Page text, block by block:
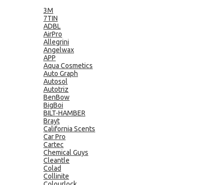
3M
7TIN
ADBL
AirPro
Allegrini
Angelwax
APP
Aqua Cosmetics
Auto Graph
Autosol
Autotriz
BenBow
BigBoi
BILT-HAMBER
Brayt
California Scents
Car Pro
Cartec
Chemical Guys
Cleantle
Colad
Collinite